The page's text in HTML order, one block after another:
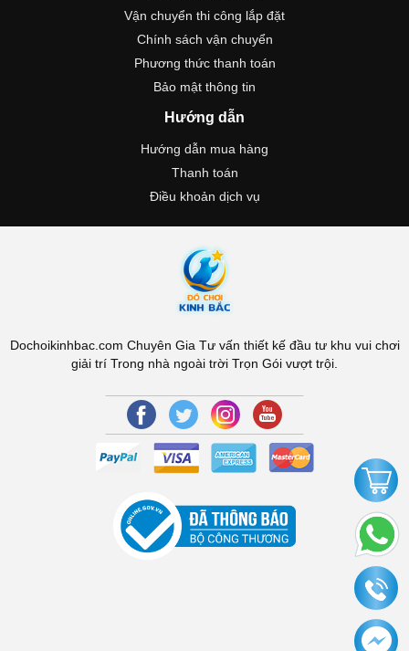
Vận chuyển thi công lắp đặt
Chính sách vận chuyển
Phương thức thanh toán
Bảo mật thông tin
Hướng dẫn
Hướng dẫn mua hàng
Thanh toán
Điều khoản dịch vụ
Dochoikinhbac.com Chuyên Gia Tư vấn thiết kế đầu tư khu vui chơi
giải trí Trong nhà ngoài trời Trọn Gói vượt trội.